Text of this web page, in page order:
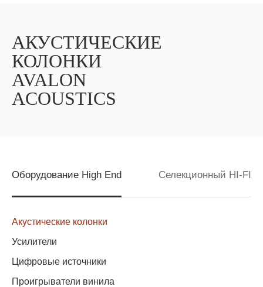
АКУСТИЧЕСКИЕ
КОЛОНКИ
AVALON
ACOUSTICS
Оборудование High End Селекционный HI-FI
Акустические колонки
Усилители
Цифровые источники
Проигрыватели винила